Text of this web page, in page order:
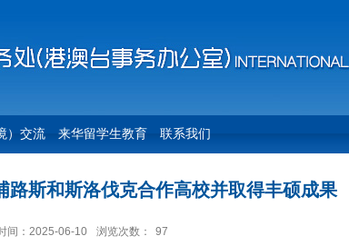
）交流 来华留学生教育 联系我们
路斯和斯洛伐克合作高校并取得丰硕成果
间：2025-06-10 浏览次数： 97